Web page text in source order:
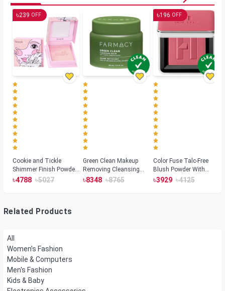
৳239 OFF
Cookie and Tickle
Shimmer Finish Powder
Highlighters
৳4788 ৳5027
Green Clean Makeup
Removing Cleansing
Balm
৳8348 ৳8765
৳196 OFF
Color Fuse Talc-Free
Blush Powder With
Fermented Arnica
৳3929 ৳4125
Related Products
All
Women's Fashion
Mobile & Computers
Men's Fashion
Kids & Baby